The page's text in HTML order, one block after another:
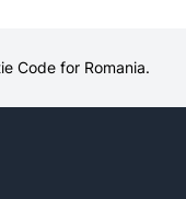
Code for Romania.